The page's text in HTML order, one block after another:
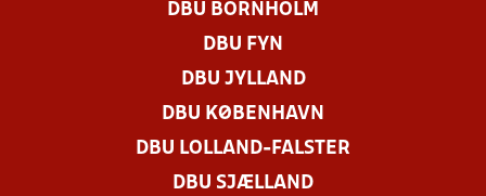
DBU BORNHOLM
DBU FYN
DBU JYLLAND
DBU KØBENHAVN
DBU LOLLAND-FALSTER
DBU SJÆLLAND